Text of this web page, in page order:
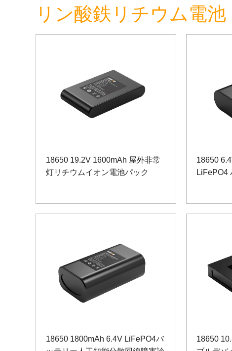
リン酸鉄リチウム電池
18650 19.2V 1600mAh 屋外非常
灯リチウムイオン電池パック
18650
LiFePO4
18650 1800mAh 6.4V LiFePO4バ
18650